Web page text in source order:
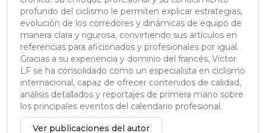
profundo del ciclismo le permiten explicar estrategias,
evolución de los corredores y dinámicas de equipo de
manera clara y rigurosa, convirtiendo sus artículos en
referencias para aficionados y profesionales por igual.
Gracias a su experiencia y dominio del francés, Víctor
LF se ha consolidado como un especialista en ciclismo
internacional, capaz de ofrecer contenidos de calidad,
análisis detallados y reportajes de primera mano sobre
los principales eventos del calendario profesional.
Ver publicaciones del autor